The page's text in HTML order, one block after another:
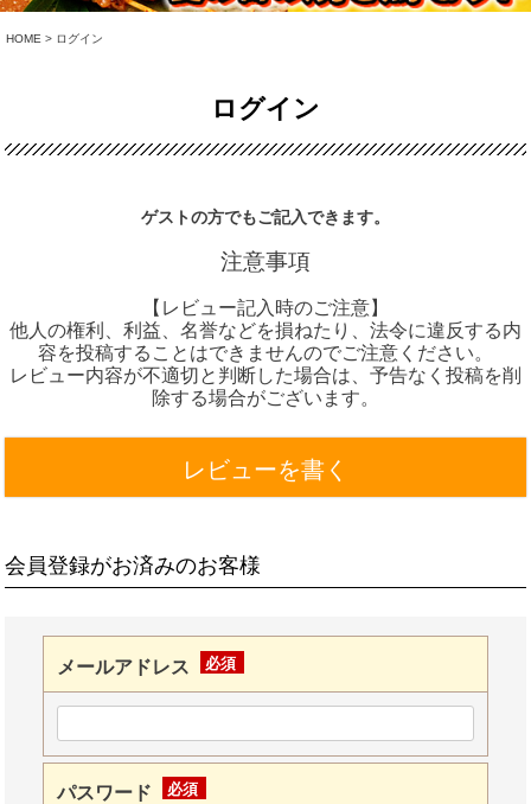
HOME ログイン
ログイン
ゲストの方でもご記入できます。
注意事項
【レビュー記入時のご注意】
他人の権利、利益、名誉などを損ねたり、法令に違反する内
容を投稿することはできませんのでご注意ください。
レビュー内容が不適切と判断した場合は、予告なく投稿を削
除する場合がございます。
レビューを書く
会員登録がお済みのお客様
メールアドレス
須)
パスワード